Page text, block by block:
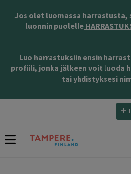
Jos olet luomassa harrastusta,
luonnin puolelle
Luo harrastuksiin ensin
profiili, jonka jälkeen voit luoda
tai yhdistyksesi